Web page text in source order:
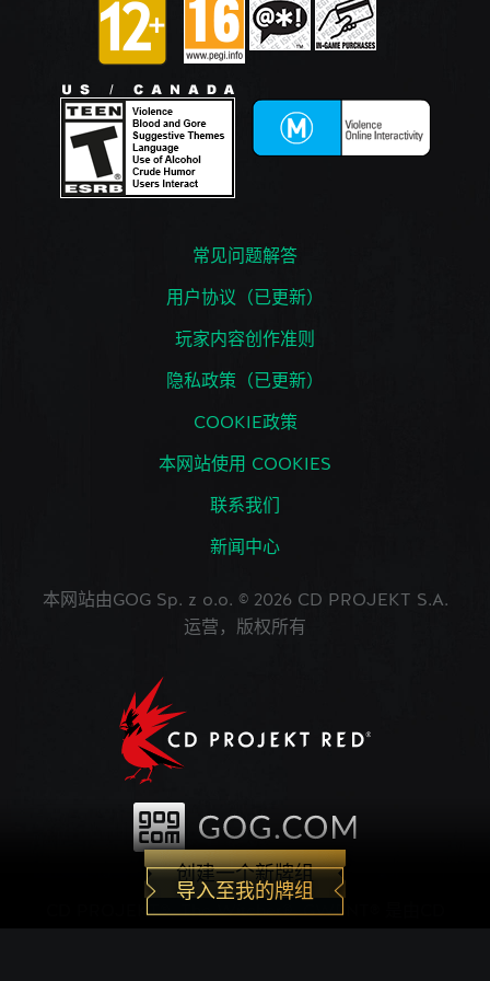
创建一个新牌组
导入至我的牌组
常见问题解答
用户协议（已更新）
玩家内容创作准则
隐私政策（已更新）
COOKIE政策
本网站使用 COOKIES
联系我们
新闻中心
本网站由GOG Sp. z o.o. © 2026 CD PROJEKT S.A.
运营，版权所有
CD PROJEKT®, The Witcher®, GWENT® 是由CD